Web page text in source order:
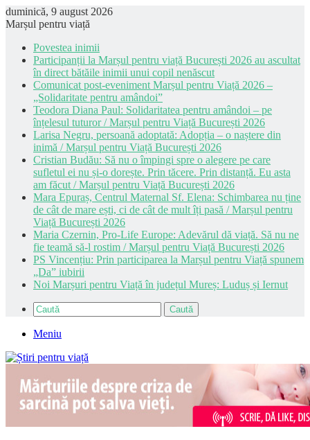
duminică, 9 august 2026
Marșul pentru viață
Povestea inimii
Participanții la Marșul pentru viață București 2026 au ascultat
în direct bătăile inimii unui copil nenăscut
Comunicat post-eveniment Marșul pentru Viață 2026 –
„Solidaritate pentru amândoi”
Teodora Diana Paul: Solidaritatea pentru amândoi – pe
înțelesul tuturor / Marșul pentru Viață București 2026
Larisa Negru, persoană adoptată: Adopția – o naștere din
inimă / Marșul pentru Viață București 2026
Cristian Budău: Să nu o împingi spre o alegere pe care
sufletul ei nu și-o dorește. Prin tăcere. Prin distanță. Eu asta
am făcut / Marșul pentru Viață București 2026
Mara Epuraș, Centrul Maternal Sf. Elena: Schimbarea nu ține
de cât de mare ești, ci de cât de mult îți pasă / Marșul pentru
Viață București 2026
Maria Czernin, Pro-Life Europe: Adevărul dă viață. Să nu ne
fie teamă să-l rostim / Marșul pentru Viață București 2026
PS Vincențiu: Prin participarea la Marșul pentru Viață spunem
„Da” iubirii
Noi Marșuri pentru Viață în județul Mureș: Luduș și Iernut
Caută
Meniu